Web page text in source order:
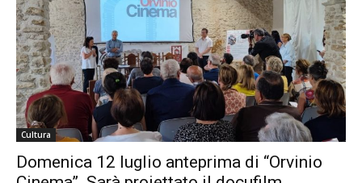
Cultura
Domenica 12 luglio anteprima di “Orvinio